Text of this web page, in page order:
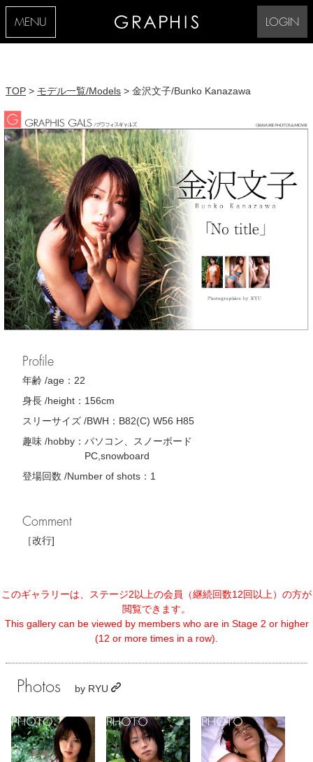
MENU LOGIN
TOP > モデル一覧/Models > 金沢文子/Bunko Kanazawa
Profile
年齢 /age： 22
身長 /height： 156cm
スリーサイズ /BWH： B82(C) W56 H85
趣味 /hobby： パソコン、スノーボード
PC,snowboard
登場回数 /Number of shots： 1
Comment
［改行]
このギャラリーは、ステージ2以上の会員（継続回数12回以上）の方が
閲覧できます。
This gallery can be viewed by members who are in Stage 2 or higher
(12 or more times in a row).
Photos by RYU